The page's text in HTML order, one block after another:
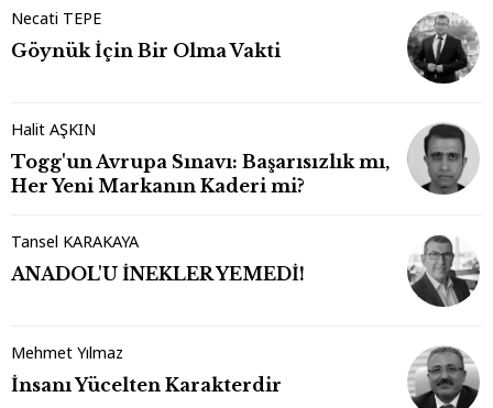
Necati TEPE
Göynük İçin Bir Olma Vakti
Halit AŞKIN
Togg'un Avrupa Sınavı: Başarısızlık mı,
Her Yeni Markanın Kaderi mi?
Tansel KARAKAYA
ANADOL'U İNEKLER YEMEDİ!
Mehmet Yılmaz
İnsanı Yücelten Karakterdir